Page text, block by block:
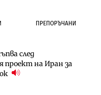
ПРЕПОРЪЧАНИ
след
проект на Иран за
избра изпълнител за
на трамвайното
над 150 устройства с
август